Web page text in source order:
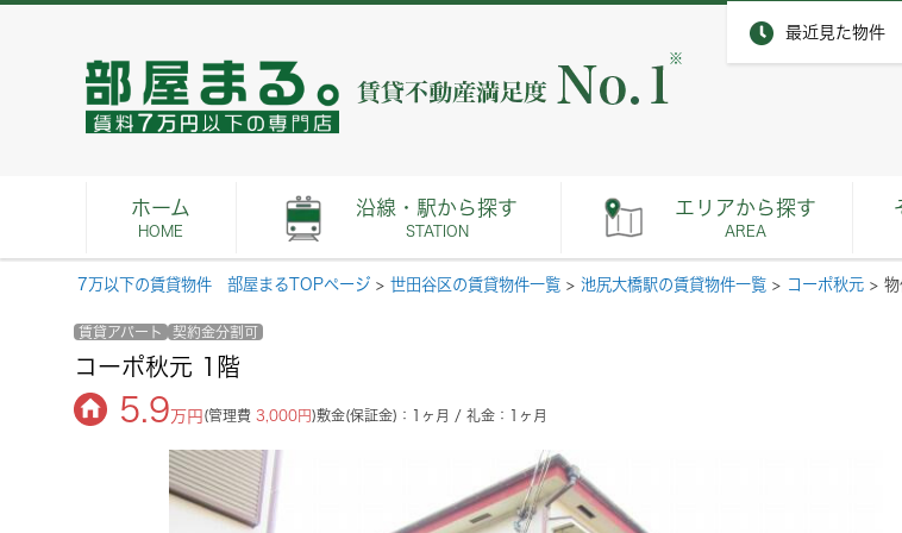
最近見た物件
※
ホーム
HOME
沿線・駅から探す
STATION
エリアから探す
AREA
7万以下の賃貸物件 部屋まるTOPページ > 世田谷区の賃貸物件一覧 > 池尻大橋駅の賃貸物件一覧 > コーポ秋元 > 物
賃貸アパート 契約金分割可
コーポ秋元 1階
5.9 万円 (管理費 3,000円)敷金(保証金)：1ヶ月 / 礼金：1ヶ月